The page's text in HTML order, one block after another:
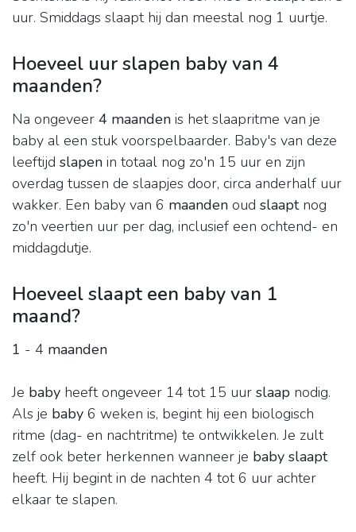
uur. Smiddags slaapt hij dan meestal nog 1 uurtje.
Hoeveel uur slapen baby van 4
maanden?
Na ongeveer 4 maanden is het slaapritme van je
baby al een stuk voorspelbaarder. Baby's van deze
leeftijd slapen in totaal nog zo'n 15 uur en zijn
overdag tussen de slaapjes door, circa anderhalf uur
wakker. Een baby van 6 maanden oud slaaptnog
zo'n veertien uur per dag, inclusief een ochtend- en
middagdutje.
Hoeveel slaapt een baby van 1
maand?
1 - 4 maanden
Je baby heeft ongeveer 14 tot 15 uur slaap nodig.
Als je baby 6 weken is, begint hij een biologisch
ritme (dag- en nachtritme) te ontwikkelen. Je zult
zelf ook beter herkennen wanneer je baby slaapt
heeft. Hij begint in de nachten 4 tot 6 uur achter
elkaar te slapen.